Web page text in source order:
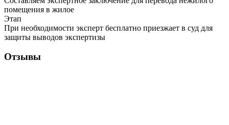
помещения в жилое
Этап
При необходимости эксперт бесплатно приезжает в суд для
защиты выводов экспертизы
Отзывы